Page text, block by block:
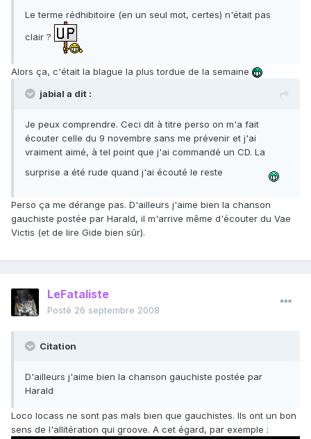
Le terme rédhibitoire (en un seul mot, certes) n'était pas
clair ?
Alors ça, c'était la blague la plus tordue de la semaine
jabial a dit :
Je peux comprendre. Ceci dit à titre perso on m'a fait
écouter celle du 9 novembre sans me prévenir et j'ai
vraiment aimé, à tel point que j'ai commandé un CD. La
surprise a été rude quand j'ai écouté le reste
Perso ça me dérange pas. D'ailleurs j'aime bien la chanson
gauchiste postée par Harald, il m'arrive même d'écouter du Vae
Victis (et de lire Gide bien sûr).
LeFataliste
Posté 26 septembre 2008
Citation
D'ailleurs j'aime bien la chanson gauchiste postée par
Harald
Loco locass ne sont pas mals bien que gauchistes. Ils ont un bon
sens de l'allitération qui groove. A cet égard, par exemple :